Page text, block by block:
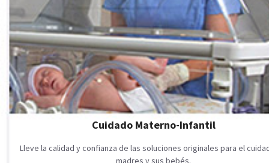
Cuidado Materno-Infantil
Lleve la calidad y confianza de las soluciones originales para el
madres y sus bebés.